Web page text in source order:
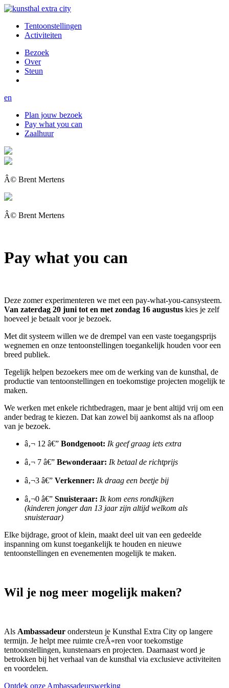
Tentoonstellingen
Activiteiten
Bezoek
Over
Steun
en
Plan jouw bezoek
Pay what you can
Zaalhuur
Â© Brent Mertens
Â© Brent Mertens
Pay what you can
Deze zomer experimenteren we met een pay-what-you-cansysteem.
Van zaterdag 20 juni tot en met zondag 16 augustus kies je zelf
hoeveel je betaalt voor je bezoek.
Met dit systeem willen we de drempel van een vaste toegangsprijs
wegnemen en onze tentoonstellingen toegankelijk houden voor een
breed publiek.
Tegelijk helpen bezoekers mee om de werking van de kunsthal, de
productie van tentoonstellingen en toekomstige projecten mogelijk te
maken.
We werken met enkele richtbedragen, maar je bent altijd vrij om een
ander bedrag te kiezen. Dat kan zowel bij aankomst als na afloop
van je bezoek.
â‚¬ 12 â€” Bondgenoot: Ik geef graag iets extra
â‚¬ 7 â€” Bewonderaar: Ik betaal de richtprijs
â‚¬3 â€” Verkenner: Ik draag een beetje bij
â‚¬0 â€” Snuisteraar: Ik kom eens rondkijken
(kinderen jonger dan 13 jaar zijn altijd welkom als
snuisteraar)
Elke bijdrage, groot of klein, maakt deel uit van een gedeelde
inspanning om kunst toegankelijk te houden en nieuwe
tentoonstellingen en evenementen mogelijk te maken.
Wil je nog meer mogelijk maken?
Als Ambassadeur ondersteun je Kunsthal Extra City op langere
termijn. Je helpt mee ruimte creÃ«ren voor toekomstige
tentoonstellingen, kunstenaars en projecten. Daarnaast word je
betrokken bij het verhaal van de kunsthal via exclusieve activiteiten
en voordelen.
Ontdek onze Ambassadeurswerking